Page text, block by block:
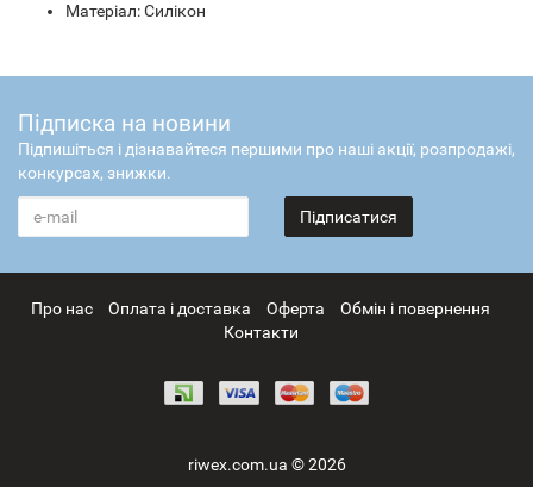
Матеріал: Силікон
Підписка на новини
Підпишіться і дізнавайтеся першими про наші акції, розпродажі,
конкурсах, знижки.
Підписатися
Про нас Оплата і доставка Оферта
Обмін і повернення
Контакти
riwex.com.ua © 2026